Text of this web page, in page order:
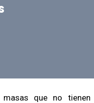
que no tienen